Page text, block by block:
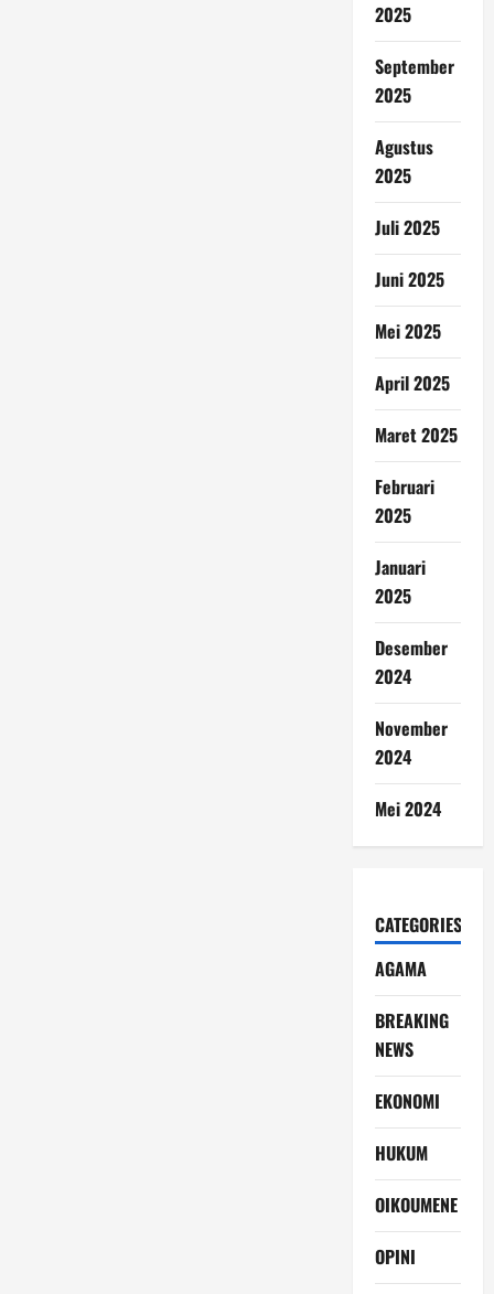
2025
September
2025
Agustus
2025
Juli 2025
Juni 2025
Mei 2025
April 2025
Maret 2025
Februari
2025
Januari
2025
Desember
2024
November
2024
Mei 2024
CATEGORIES
AGAMA
BREAKING
NEWS
EKONOMI
HUKUM
OIKOUMENE
OPINI